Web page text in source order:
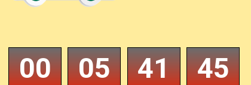
00 05 41 44